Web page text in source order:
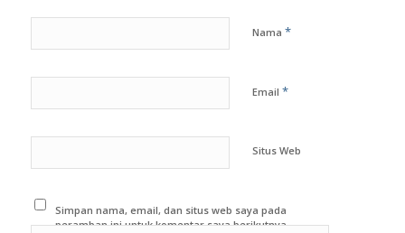
Nama *
Email *
Situs Web
Simpan nama, email, dan situs web saya pada
peramban ini untuk komentar saya berikutnya.